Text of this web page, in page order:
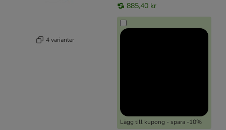
4 varianter
885,40 kr
Lägg till kupong - spara -10%